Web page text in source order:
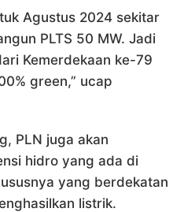
Agustus 2024 sekitar
PLTS 50 MW. Jadi
Kemerdekaan ke-79
green,” ucap
PLN juga akan
hidro yang ada di
yang berdekatan
listrik.